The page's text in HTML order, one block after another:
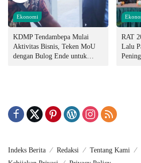
Ekonomi
KDMP Tendambepa Mulai
Aktivitas Bisnis, Teken MoU
dengan Bulog Ende untuk
RAT
Lalu
Indeks Berita Redaksi Tentang Kami